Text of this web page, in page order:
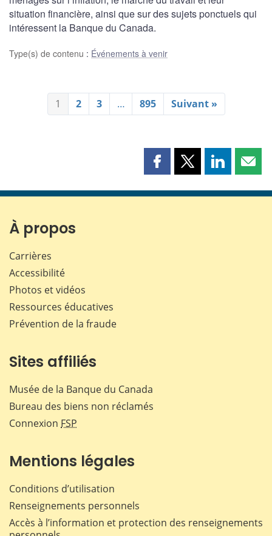
situation financière, ainsi que sur des sujets ponctuels qui
intéressent la Banque du Canada.
Type(s) de contenu : Événements à venir
1 2 3 … 895 Suivant »
Partager
page
Partager
page
Partager
page page
À propos
Carrières
Accessibilité
Photos et vidéos
Ressources éducatives
Prévention de la fraude
Sites affiliés
Musée de la Banque du Canada
Bureau des biens non réclamés
Connexion FSP
Mentions légales
Conditions d’utilisation
Renseignements personnels
Accès à l’information et protection des renseignements